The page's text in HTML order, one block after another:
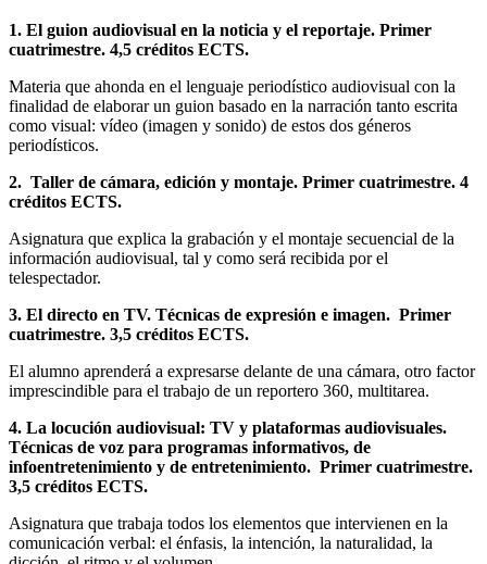
1. El guion audiovisual en la noticia y el reportaje. Primer
cuatrimestre. 4,5 créditos ECTS.
Materia que ahonda en el lenguaje periodístico audiovisual con la
finalidad de elaborar un guion basado en la narración tanto escrita
como visual: vídeo (imagen y sonido) de estos dos géneros
periodísticos.
2. Taller de cámara, edición y montaje. Primer cuatrimestre. 4
créditos ECTS.
Asignatura que explica la grabación y el montaje secuencial de la
información audiovisual, tal y como será recibida por el
telespectador.
3. El directo en TV. Técnicas de expresión e imagen. Primer
cuatrimestre. 3,5 créditos ECTS.
El alumno aprenderá a expresarse delante de una cámara, otro factor
imprescindible para el trabajo de un reportero 360, multitarea.
4. La locución audiovisual: TV y plataformas audiovisuales.
Técnicas de voz para programas informativos, de
infoentretenimiento y de entretenimiento. Primer cuatrimestre.
3,5 créditos ECTS.
Asignatura que trabaja todos los elementos que intervienen en la
comunicación verbal: el énfasis, la intención, la naturalidad, la